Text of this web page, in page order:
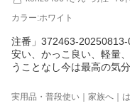
カラー:ホワイト
注番」372463-
安い、かっこ良い、軽量
うことなし今は最高の気分
実用品・普段使い｜家族へ｜